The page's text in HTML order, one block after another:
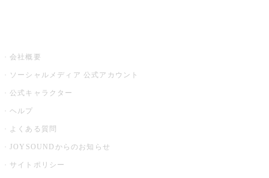
会社概要
ソーシャルメディア 公式アカウント
公式キャラクター
ヘルプ
よくある質問
JOYSOUNDからのお知らせ
サイトポリシー